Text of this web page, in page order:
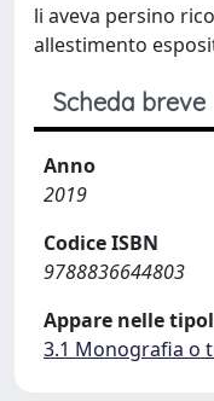
li aveva persino
allestimento
Scheda breve
Anno
2019
Codice ISBN
9788836644803
Appare nelle
3.1 Monografia o